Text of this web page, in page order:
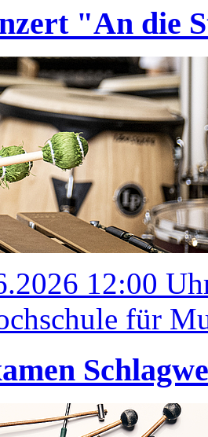
"An die
12:00
für